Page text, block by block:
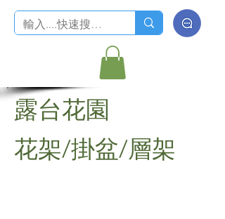
​露台花園
花架/掛盆/層架